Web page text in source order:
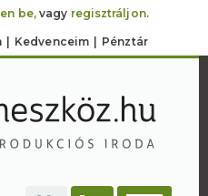
be,vagy regisztráljon.
Kedvenceim Pénztár